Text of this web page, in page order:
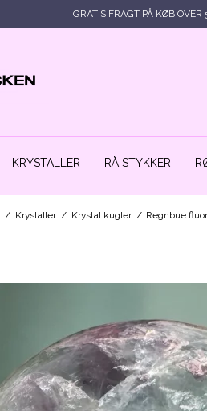
GRATIS FRAGT PÅ KØB OVER
KRYSTALLER RÅ STYKKER
/ Krystaller / Krystal kugler / Regnbue